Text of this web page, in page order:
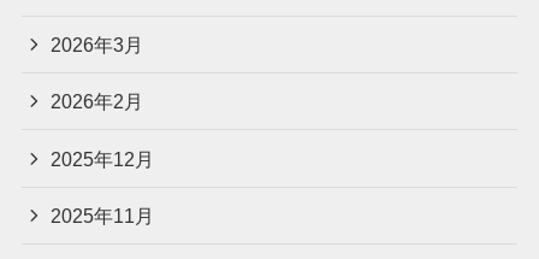
2026年3月
2026年2月
2025年12月
2025年11月